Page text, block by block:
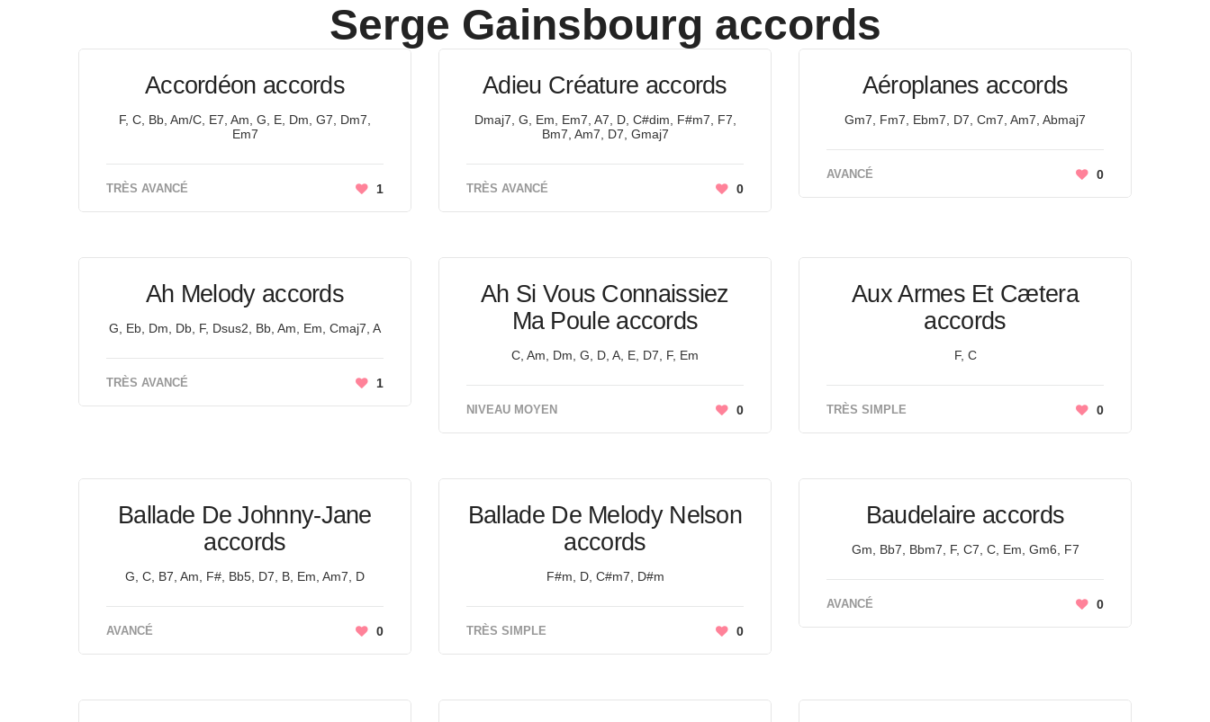
Serge Gainsbourg accords
Accordéon accords
F, C, Bb, Am/C, E7, Am, G, E, Dm, G7, Dm7,
Em7
TRÈS AVANCÉ 1
Adieu Créature accords
Dmaj7, G, Em, Em7, A7, D, C#dim, F#m7, F7,
Bm7, Am7, D7, Gmaj7
TRÈS AVANCÉ 0
Aéroplanes accords
Gm7, Fm7, Ebm7, D7, Cm7, Am7, Abmaj7
AVANCÉ 0
Ah Melody accords
G, Eb, Dm, Db, F, Dsus2, Bb, Am, Em, Cmaj7, A
TRÈS AVANCÉ 1
Ah Si Vous Connaissiez
Ma Poule accords
C, Am, Dm, G, D, A, E, D7, F, Em
NIVEAU MOYEN 0
Aux Armes Et Cætera
accords
F, C
TRÈS SIMPLE 0
Ballade De Johnny-Jane
accords
G, C, B7, Am, F#, Bb5, D7, B, Em, Am7, D
AVANCÉ 0
Ballade De Melody Nelson
accords
F#m, D, C#m7, D#m
TRÈS SIMPLE 0
Baudelaire accords
Gm, Bb7, Bbm7, F, C7, C, Em, Gm6, F7
AVANCÉ 0